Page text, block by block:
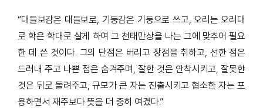
“대들보감은 대들보로, 기둥감은 기둥으로 쓰고,오리는 오리대
로 학은 학대로 살게 하여 그 천태만상을 나는 그에 맞추어 필요
한 데 쓴 것이다. 그의 단점은 버리고 장점을 취하고, 선한 점은
드러내 주고 나쁜 점은 숨겨주며,잘한 것은 안착시키고,잘못한
것은 뒤로 돌려주고,규모가 큰 자는 진출시키고 협소한 자는 포
용하면서 재주보다 뜻을 더 중히 여겼다.”